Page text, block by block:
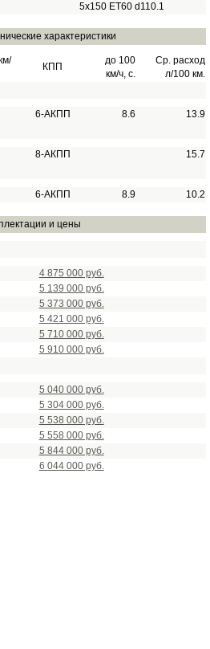
5x150 ET60 d110.1
характеристики
КПП
до 100
км/ч, с.
Ср. расход
л/100 км.
6-АКПП 8.6
13.9
8-АКПП
15.7
6-АКПП 8.9 10.2
и цены
4 875 000 руб.
5 139 000 руб.
5 373 000 руб.
5 421 000 руб.
5 710 000 руб.
5 910 000 руб.
5 040 000 руб.
5 304 000 руб.
5 538 000 руб.
5 558 000 руб.
5 844 000 руб.
6 044 000 руб.